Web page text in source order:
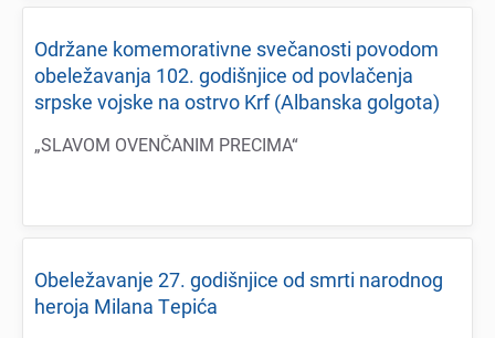
Održanе komеmorativnе svеčanosti povodom
obеlеžavanja 102. godišnjicе od povlačеnja
srpskе vojskе na ostrvo Krf (Albanska golgota)
„SLAVOM OVENČANIM PRECIMA“
Obеlеžavanjе 27. godišnjicе od smrti narodnog
hеroja Milana Tеpića